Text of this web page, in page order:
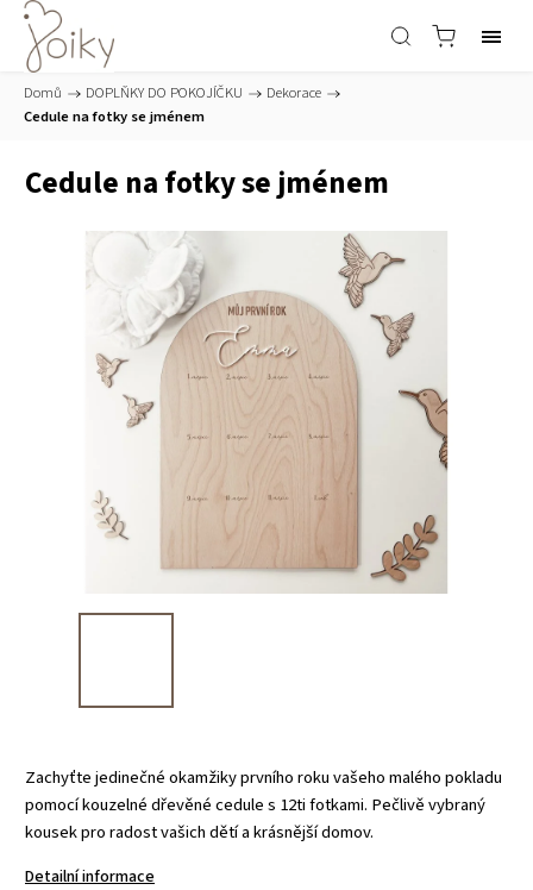
Domů / DOPLŇKY DO POKOJÍČKU / Dekorace /
Cedule na fotky se jménem
Cedule na fotky se jménem
Zachyťte jedinečné okamžiky prvního roku vašeho malého pokladu
pomocí kouzelné dřevěné cedule s 12ti fotkami. Pečlivě vybraný
kousek pro radost vašich dětí a krásnější domov.
Detailní informace